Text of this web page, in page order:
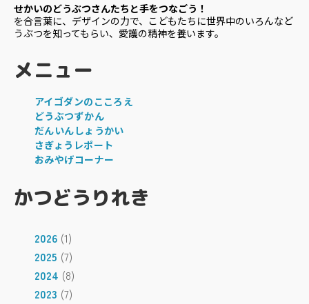
せかいのどうぶつさんたちと手をつなごう！
を合言葉に、デザインの力で、こどもたちに世界中のいろんなど
うぶつを知ってもらい、愛護の精神を養います。
メニュー
アイゴダンのこころえ
どうぶつずかん
だんいんしょうかい
さぎょうレポート
おみやげコーナー
かつどうりれき
2026 (1)
2025 (7)
2024 (8)
2023 (7)